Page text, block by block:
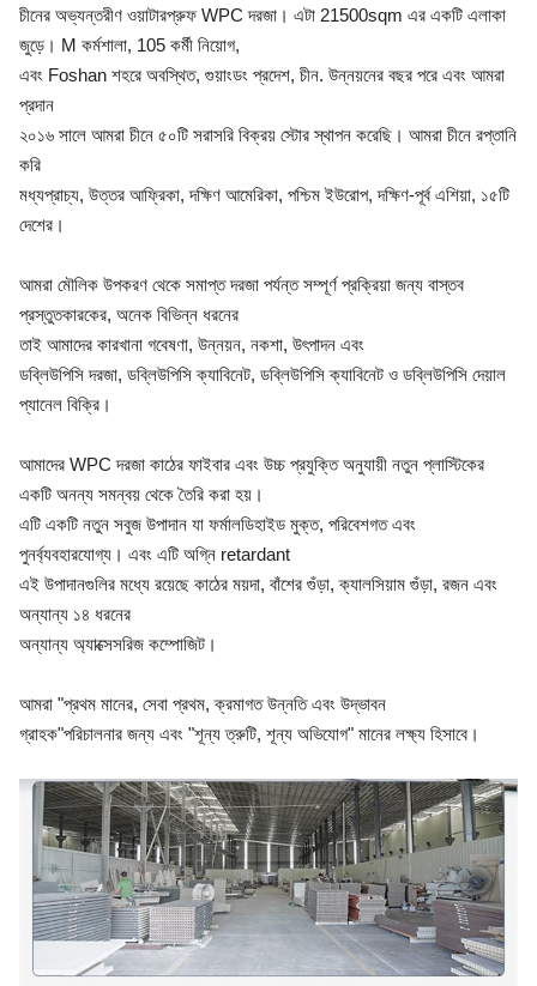
চীনের অভ্যন্তরীণ ওয়াটারপ্রুফ WPC দরজা। এটা 21500sqm এর একটি এলাকা
জুড়ে। M কর্মশালা, 105 কর্মী নিয়োগ,
এবং Foshan শহরে অবস্থিত, গুয়াংডং প্রদেশ, চীন. উন্নয়নের বছর পরে এবং আমরা
প্রদান
২০১৬ সালে আমরা চীনে ৫০টি সরাসরি বিক্রয় স্টোর স্থাপন করেছি। আমরা চীনে রপ্তানি
করি
মধ্যপ্রাচ্য, উত্তর আফ্রিকা, দক্ষিণ আমেরিকা, পশ্চিম ইউরোপ, দক্ষিণ-পূর্ব এশিয়া, ১৫টি
দেশের।
আমরা মৌলিক উপকরণ থেকে সমাপ্ত দরজা পর্যন্ত সম্পূর্ণ প্রক্রিয়া জন্য বাস্তব
প্রস্তুতকারকের, অনেক বিভিন্ন ধরনের
তাই আমাদের কারখানা গবেষণা, উন্নয়ন, নকশা, উৎপাদন এবং
ডব্লিউপিসি দরজা, ডব্লিউপিসি ক্যাবিনেট, ডব্লিউপিসি ক্যাবিনেট ও ডব্লিউপিসি দেয়াল
প্যানেল বিক্রি।
আমাদের WPC দরজা কাঠের ফাইবার এবং উচ্চ প্রযুক্তি অনুযায়ী নতুন প্লাস্টিকের
একটি অনন্য সমন্বয় থেকে তৈরি করা হয়।
এটি একটি নতুন সবুজ উপাদান যা ফর্মালডিহাইড মুক্ত, পরিবেশগত এবং
পুনর্ব্যবহারযোগ্য। এবং এটি অগ্নি retardant
এই উপাদানগুলির মধ্যে রয়েছে কাঠের ময়দা, বাঁশের গুঁড়া, ক্যালসিয়াম গুঁড়া, রজন এবং
অন্যান্য ১৪ ধরনের
অন্যান্য অ্যাক্সেসরিজ কম্পোজিট।
আমরা "প্রথম মানের, সেবা প্রথম, ক্রমাগত উন্নতি এবং উদ্ভাবন
গ্রাহক"পরিচালনার জন্য এবং "শূন্য ত্রুটি, শূন্য অভিযোগ" মানের লক্ষ্য হিসাবে।